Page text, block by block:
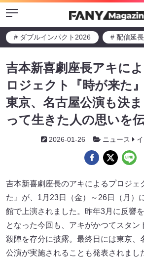
Menu
# ダブルインパクト2026 # 配信延
吉本新喜劇座長アキに
ロジェクト『時が来た
東京、名古屋公演も決
って生きた人の思いを伝
2026-01-26 ニュース
吉本新喜劇座長のアキによるプロジェ
た』が、1月23日（金）～26日（月）
館で上演されました。昨年3月に反響
となった今回も、アキがかつてスタン
殺陣を存分に披露。最終日には東京、
公演が実施されることも発表されまし